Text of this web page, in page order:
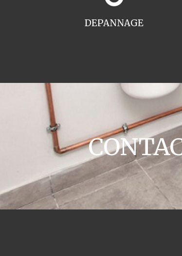
DEPANNAGE